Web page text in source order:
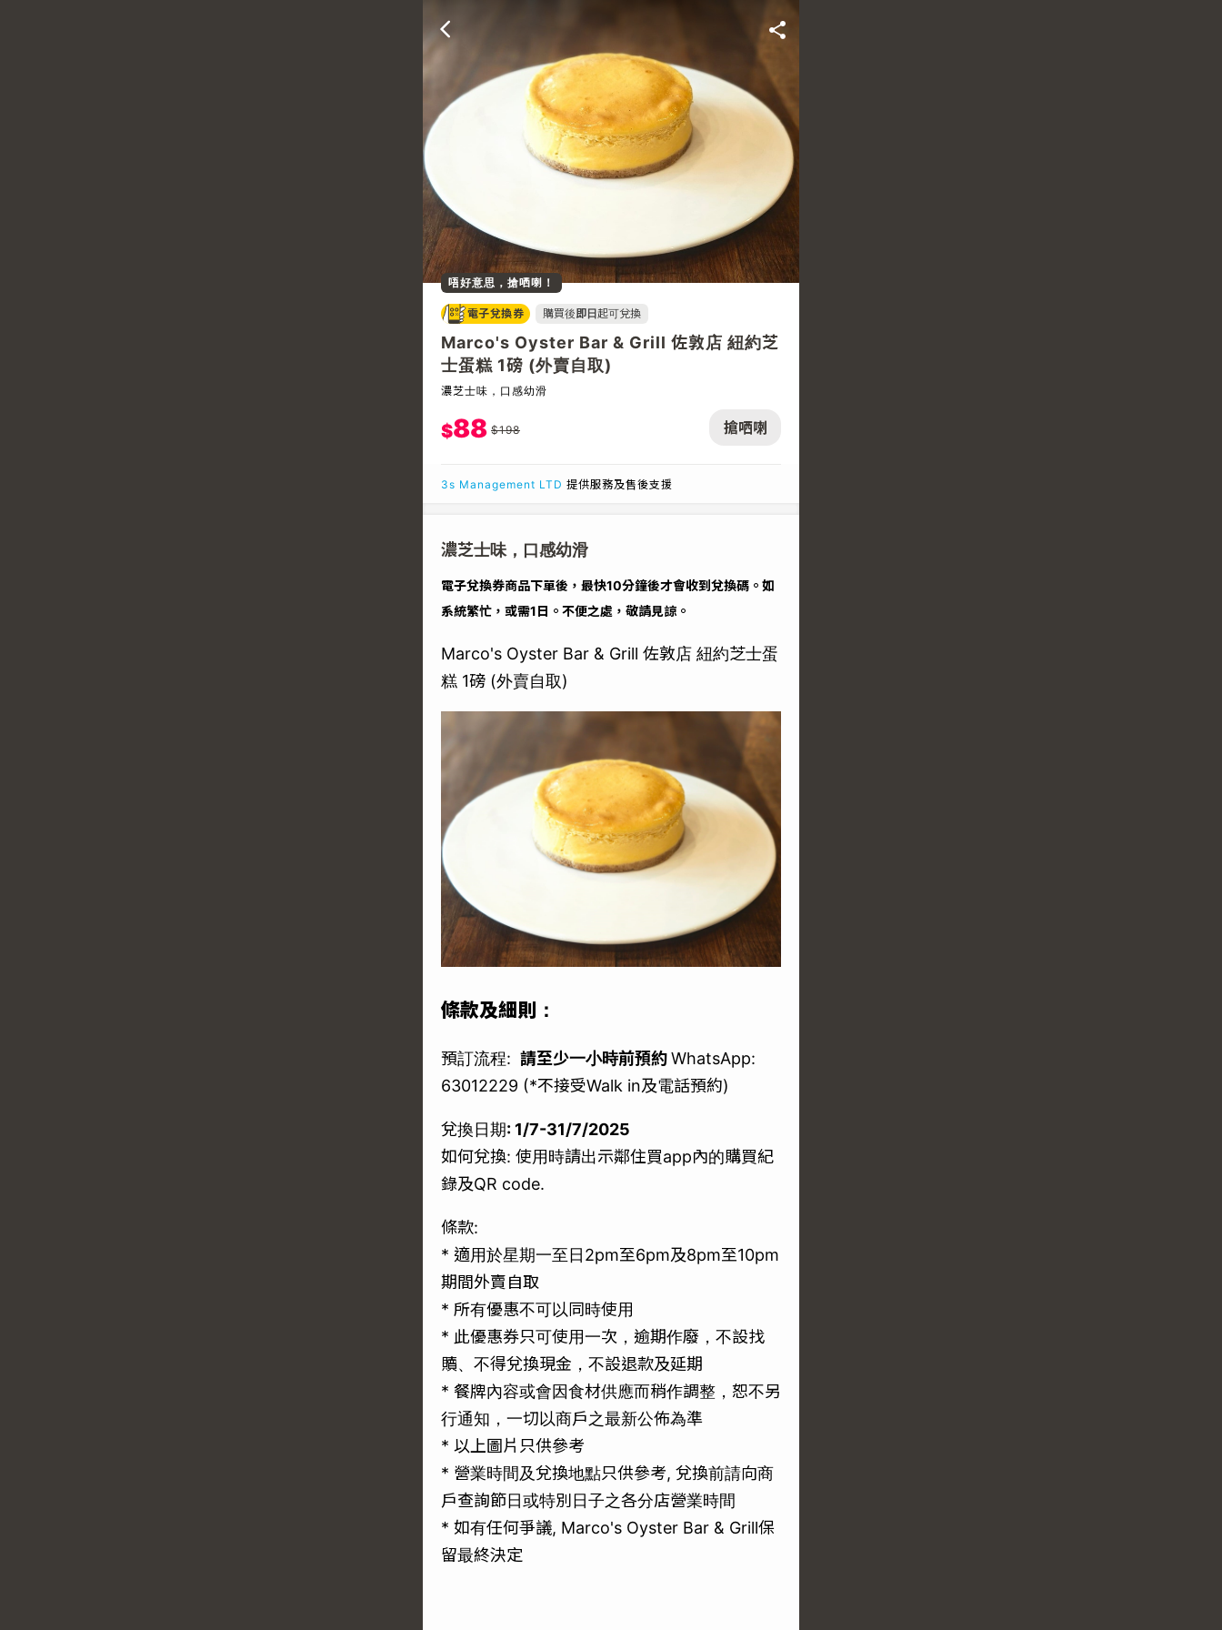
搶哂喇
唔好意思，搶哂喇！
電子兌換券 購買後即日起可兌換
Marco's Oyster Bar & Grill 佐敦店 紐約芝
士蛋糕 1磅 (外賣自取)
濃芝士味，口感幼滑
$88 $198
3s Management LTD 提供服務及售後支援
濃芝士味，口感幼滑
電子兌換券商品下單後，最快10分鐘後才會收到兌換碼。如
系統繁忙，或需1日。不便之處，敬請見諒。
Marco's Oyster Bar & Grill 佐敦店 紐約芝士蛋
糕 1磅 (外賣自取)
條款及細則：
預訂流程: 請至少一小時前預約WhatsApp:
63012229 (*不接受Walk in及電話預約)
兌換日期: 1/7-31/7/2025
如何兌換: 使用時請出示鄰住買app內的購買紀
錄及QR code.
條款:
* 適用於星期一至日2pm至6pm及8pm至10pm
期間外賣自取
* 所有優惠不可以同時使用
* 此優惠券只可使用一次，逾期作廢，不設找
贖、不得兌換現金，不設退款及延期
* 餐牌內容或會因食材供應而稍作調整，恕不另
行通知，一切以商戶之最新公佈為準
* 以上圖片只供參考
* 營業時間及兌換地點只供參考, 兌換前請向商
戶查詢節日或特別日子之各分店營業時間
* 如有任何爭議, Marco's Oyster Bar & Grill保
留最終決定